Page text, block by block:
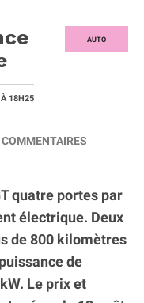
AUTO
À 18H25
COMMENTAIRES
quatre portes par
électrique. Deux
de 800 kilomètres
de
Le prix et